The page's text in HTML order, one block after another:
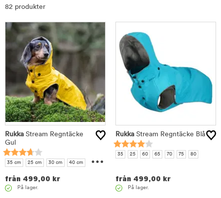
82 produkter
Rukka Stream Regntäcke
Gul
35 cm 25 cm 30 cm
40 cm
65 cm
70 cm 75 cm
...
från 499,00 kr
På lager.
Rukka Stream Regntäcke Blå
35 25 60 65 70 75 80
från 499,00 kr
På lager.